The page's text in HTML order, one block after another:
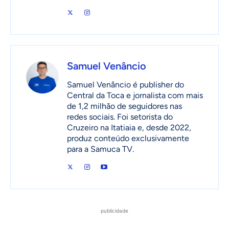
Samuel Venâncio
Samuel Venâncio é publisher do
Central da Toca e jornalista com mais
de 1,2 milhão de seguidores nas
redes sociais. Foi setorista do
Cruzeiro na Itatiaia e, desde 2022,
produz conteúdo exclusivamente
para a Samuca TV.
publicidade